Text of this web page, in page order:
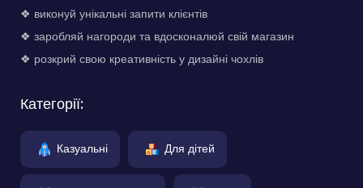
❖ виконуй унікальні запити клієнтів
❖ заробляй нагороди та вдосконалюй свій магазин
❖ розкрий свою креативність у дизайні чохлів
Категорії:
Казуальні Для дітей